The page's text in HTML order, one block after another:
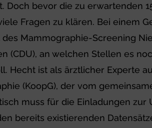
bevor die zu erwartenden
Fragen zu klären. Bei einem
Mammographie-Screening
(CDU), an welchen Stellen es
Hecht ist als ärztlicher Experte
(KoopG), der vom
muss für die Einladungen
bereits existierenden